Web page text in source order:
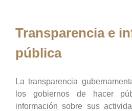
Transparencia e
pública
La transparencia
los gobiernos de hacer
información sobre sus